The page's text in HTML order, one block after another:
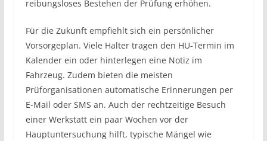
reibungsloses Bestehen der Prüfung erhöhen.
Für die Zukunft empfiehlt sich ein persönlicher
Vorsorgeplan. Viele Halter tragen den HU-Termin im
Kalender ein oder hinterlegen eine Notiz im
Fahrzeug. Zudem bieten die meisten
Prüforganisationen automatische Erinnerungen per
E-Mail oder SMS an. Auch der rechtzeitige Besuch
einer Werkstatt ein paar Wochen vor der
Hauptuntersuchung hilft, typische Mängel wie